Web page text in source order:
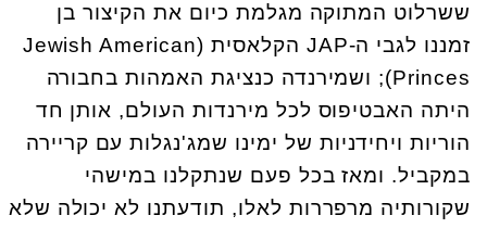
ששרלוט המתוקה מגלמת כיום את הקיצור בן
זמננו לגבי ה-JAP הקלאסית (Jewish American
Princes); ושמירנדה כנציגת האמהות בחבורה
היתה האבטיפוס לכל מירנדות העולם, אותן חד
הוריות ויחידניות של ימינו שמג'נגלות עם קריירה
במקביל. ומאז בכל פעם שנתקלנו במישהי
שקורותיה מרפררות לאלו, תודעתנו לא יכולה שלא